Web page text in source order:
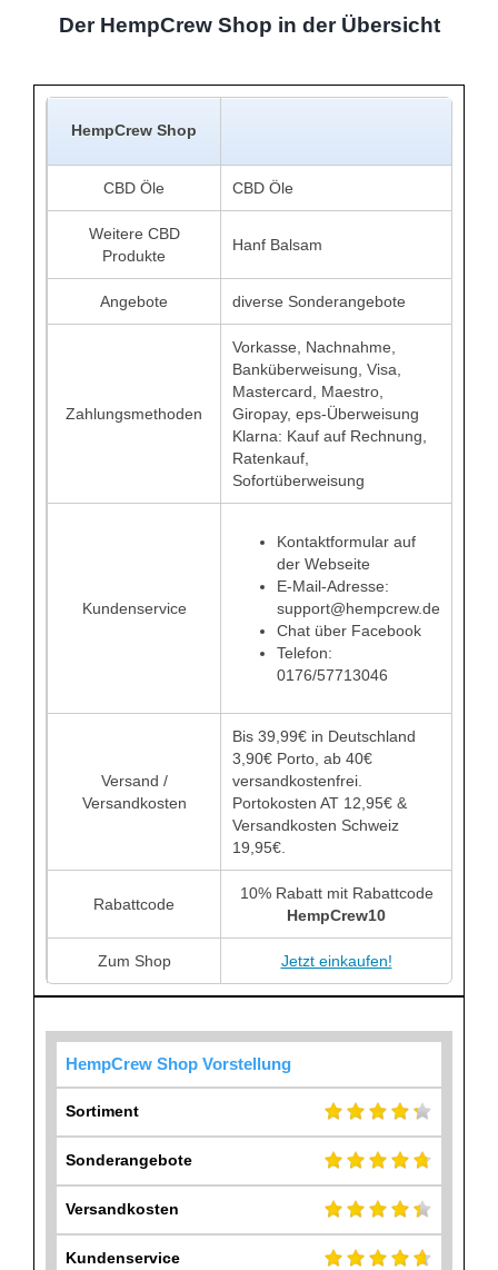
Der HempCrew Shop in der Übersicht
HempCrew Shop
CBD Öle CBD Öle
Weitere CBD
Produkte
Hanf Balsam
Angebote diverse Sonderangebote
Zahlungsmethoden
Vorkasse, Nachnahme,
Banküberweisung, Visa,
Mastercard, Maestro,
Giropay, eps-Überweisung
Klarna: Kauf auf Rechnung,
Ratenkauf,
Sofortüberweisung
Kundenservice
Kontaktformular auf
der Webseite
E-Mail-Adresse:
support@hempcrew.de
Chat über Facebook
Telefon:
0176/57713046
Versand /
Versandkosten
Bis 39,99€ in Deutschland
3,90€ Porto, ab 40€
versandkostenfrei.
Portokosten AT 12,95€ &
Versandkosten Schweiz
19,95€.
Rabattcode
10% Rabatt mit Rabattcode
HempCrew10
Zum Shop Jetzt einkaufen!
HempCrew Shop Vorstellung
Sortiment
Sonderangebote
Versandkosten
Kundenservice